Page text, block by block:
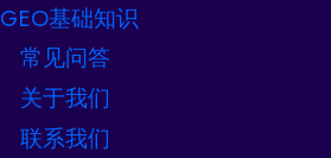
GEO基础知识
常见问答
关于我们
联系我们